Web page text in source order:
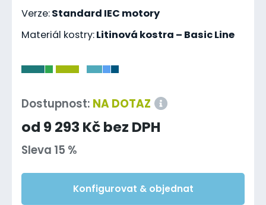
Verze:Standard IEC motory
Materiál kostry:Litinová kostra – Basic Line
Dostupnost: NA DOTAZ
od 9 293 Kč bez DPH
Sleva 15 %
Konfigurovat & objednat